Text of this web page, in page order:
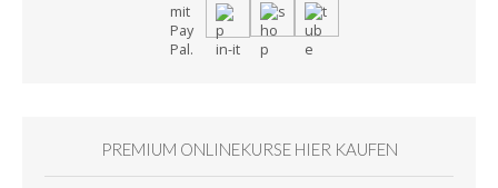
PREMIUM ONLINEKURSE HIER KAUFEN